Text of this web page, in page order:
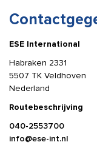
ESE International
Habraken 2331
5507 TK Veldhoven
Nederland
Routebeschrijving
040-2553700
info@ese-int.nl